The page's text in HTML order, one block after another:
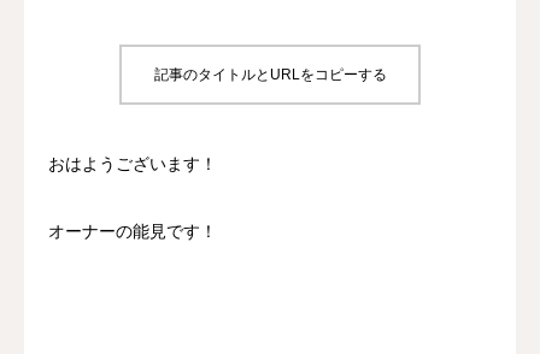
記事のタイトルとURLをコピーする
おはようございます！
オーナーの能見です！
MENBERSHIP